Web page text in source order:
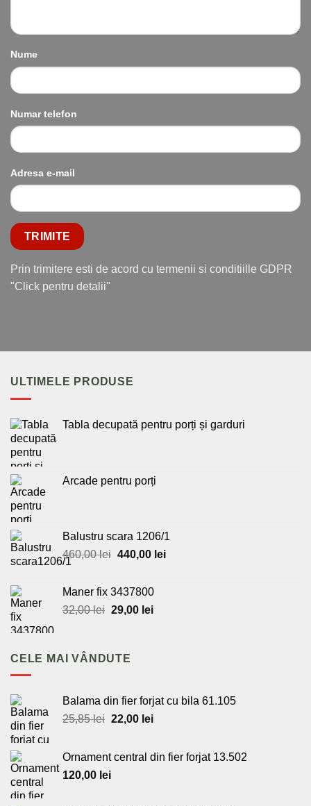
Nume
Numar telefon
Adresa e-mail
Prin trimitere esti de acord cu termenii si conditiille GDPR
"Click pentru detalii"
ULTIMELE PRODUSE
Tabla decupată pentru porți și garduri
Arcade pentru porți
Balustru scara 1206/1
460,00lei Prețul
fost:
460,00 lei.
440,00 leiPrețul
Maner fix 3437800
32,00lei Prețul
fost:
29,00 leiPrețul
CELE MAI VÂNDUTE
Balama din fier forjat cu bila 61.105
25,85lei Prețul
fost:
25,85 lei.
22,00 leiPrețul
22,00 lei.
Ornament central din fier forjat 13.502
120,00 lei